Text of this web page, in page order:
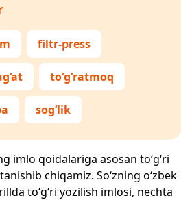
filtr-press
to‘g‘ratmoq
sog‘lik
imlo qoidalariga asosan to‘g‘ri
chiqamiz. So‘zning o‘zbek
to‘g‘ri yozilish imlosi, nechta